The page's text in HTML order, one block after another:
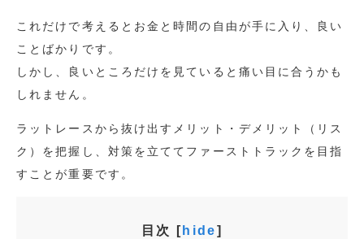
これだけで考えるとお金と時間の自由が手に入り、良い
ことばかりです。
しかし、良いところだけを見ていると痛い目に合うかも
しれません。
ラットレースから抜け出すメリット・デメリット（リス
ク）を把握し、対策を立ててファーストトラックを目指
すことが重要です。
目次 [ hide]